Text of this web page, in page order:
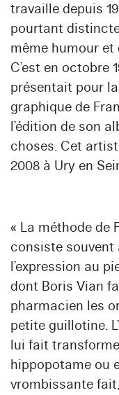
travaille depuis
pourtant
même humour
C’est en octobre
présentait pour
graphique de
l’édition de son
choses. Cet
2008 à Ury en
« La méthode de
consiste souvent
l’expression au
dont Boris Vian
pharmacien les
petite guillotine.
lui fait
hippopotame ou
vrombissante